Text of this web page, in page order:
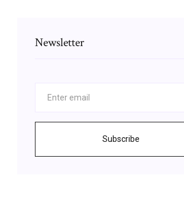
Newsletter
Subscribe